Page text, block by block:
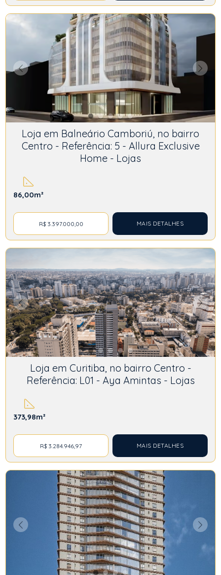
Loja em Balneário Camboriú, no bairro
Centro - Referência: 5 - Allura Exclusive
Home - Lojas
86,00m²
R$ 3.397.000,00 MAIS DETALHES
Loja em Curitiba, no bairro Centro -
Referência: L01 - Aya Amintas - Lojas
373,98m²
R$ 3.284.946,97 MAIS DETALHES